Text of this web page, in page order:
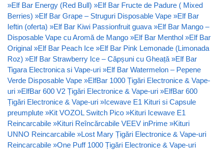
»Elf Bar Energy (Red Bull) »Elf Bar Fructe de Padure ( Mixed
Berries) »Elf Bar Grape – Struguri Disposable Vape »Elf Bar
Ieftin (oferta) »Elf Bar Kiwi Passionfruit guava »Elf Bar Mango –
Disposable Vape cu Aromă de Mango »Elf Bar Menthol »Elf Bar
Original »Elf Bar Peach Ice »Elf Bar Pink Lemonade (Limonada
Roz) »Elf Bar Strawberry Ice – Căpșuni cu Gheață »Elf Bar
Tigara Electronica si Vape-uri »Elf Bar Watermelon – Pepene
Verde Disposable Vape »ElfBar 1000 Țigări Electronice & Vape-
uri »ElfBar 600 V2 Țigări Electronice & Vape-uri »ElfBar 600
Țigări Electronice & Vape-uri »Icewave E1 Kituri si Capsule
preumplute »Kit VOZOL Switch Pico »Kituri Icewave E1
Reincarcabile »Kituri Reîncărcabile VEEV inPrime »Kituri
UNNO Reincarcabile »Lost Mary Țigări Electronice & Vape-uri
Reincarcabile »One Puff 1000 Țigări Electronice & Vape-uri